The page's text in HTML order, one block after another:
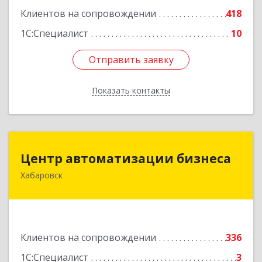
Клиентов на сопровождении
418
1С:Специалист
10
Отправить заявку
Показать контакты
Отправить заявку
Назад
Центр автоматизации бизнеса
Хабаровск
Клиентов на сопровождении
336
1С:Специалист
3
Центр автоматизации бизнеса
680030, Хабаровский край, Хабаровск г, Ленина